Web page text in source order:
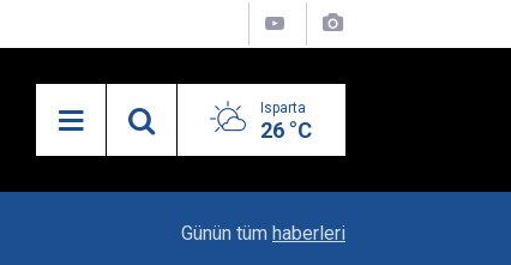
Isparta
26 °C
Vali Erin: Bu İşin Kenarında Olanlara Bile Bu
Günün tüm haberleri